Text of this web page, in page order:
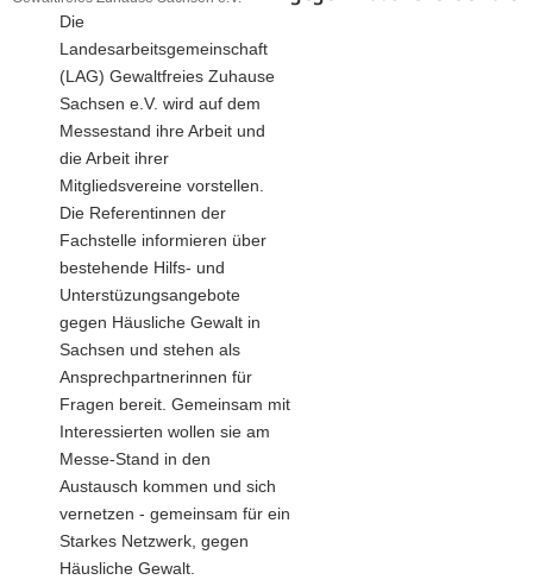
Die
Landesarbeitsgemeinschaft
(LAG) Gewaltfreies Zuhause
Sachsen e.V. wird auf dem
Messestand ihre Arbeit und
die Arbeit ihrer
Mitgliedsvereine vorstellen.
Die Referentinnen der
Fachstelle informieren über
bestehende Hilfs- und
Unterstüzungsangebote
gegen Häusliche Gewalt in
Sachsen und stehen als
Ansprechpartnerinnen für
Fragen bereit. Gemeinsam mit
Interessierten wollen sie am
Messe-Stand in den
Austausch kommen und sich
vernetzen - gemeinsam für ein
Starkes Netzwerk, gegen
Häusliche Gewalt.